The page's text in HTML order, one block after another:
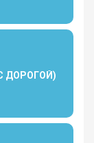
ДОРОГОЙ)